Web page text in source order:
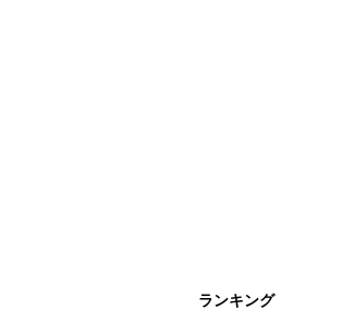
ランキング